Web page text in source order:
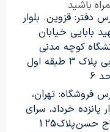
باشید
دفتر: قزوین. بلوار
بابایی خیابان
کوچه مدنی
غربی پلاک 3 طبقه اول
6
فروشگاه: تهران،
پانزده خرداد، سرای
حسن پلاک 125